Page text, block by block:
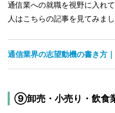
通信業への就職を視野に入れ
人はこちらの記事を見てみまし
通信業界の志望動機の書き方
⑨卸売・小売り・飲食